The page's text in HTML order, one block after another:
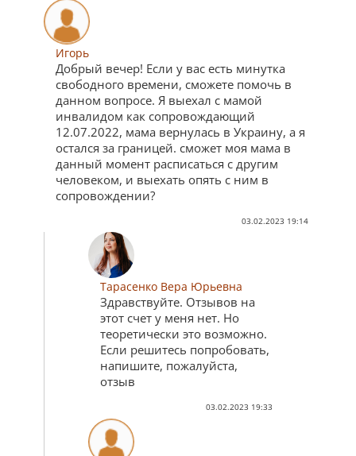
Игорь
Добрый вечер! Если у вас есть минутка
свободного времени, сможете помочь в
данном вопросе. Я выехал с мамой
инвалидом как сопровождающий
12.07.2022, мама вернулась в Украину, а я
остался за границей. сможет моя мама в
данный момент расписаться с другим
человеком, и выехать опять с ним в
сопровождении?
03.02.2023 19:14
Тарасенко Вера Юрьевна
Здравствуйте. Отзывов на
этот счет у меня нет. Но
теоретически это возможно.
Если решитесь попробовать,
напишите, пожалуйста,
отзыв
03.02.2023 19:33